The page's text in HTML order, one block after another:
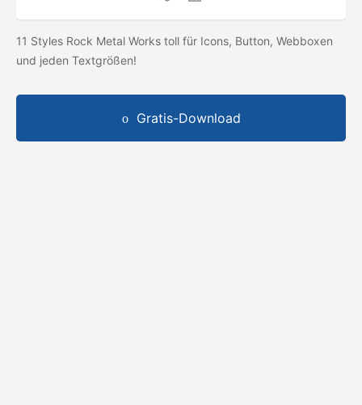
11 Styles Rock Metal Works toll für Icons, Button, Webboxen
und jeden Textgrößen!
Gratis-Download